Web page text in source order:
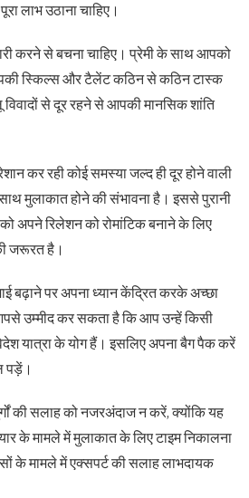
लाभ उठाना चाहिए।
करने से बचना चाहिए। प्रेमी के साथ आपको
स्किल्स और टैलेंट कठिन से कठिन टास्क
से दूर रहने से आपकी मानसिक शांति
कर रही कोई समस्या जल्द ही दूर होने वाली
मुलाकात होने की संभावना है। इससे पुरानी
अपने रिलेशन को रोमांटिक बनाने के लिए
जरूरत है।
बढ़ाने पर अपना ध्यान केंद्रित करके अच्छा
उम्मीद कर सकता है कि आप उन्हें किसी
यात्रा के योग हैं। इसलिए अपना बैग पैक करें
पड़ें।
की सलाह को नजरअंदाज न करें, क्योंकि यह
के मामले में मुलाकात के लिए टाइम निकालना
के मामले में एक्सपर्ट की सलाह लाभदायक